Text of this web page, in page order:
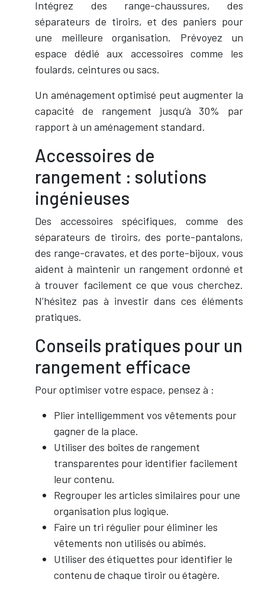
Intégrez des range-chaussures, des
séparateurs de tiroirs, et des paniers pour
une meilleure organisation. Prévoyez un
espace dédié aux accessoires comme les
foulards, ceintures ou sacs.
Un aménagement optimisé peut augmenter la
capacité de rangement jusqu’à 30% par
rapport à un aménagement standard.
Accessoires de
rangement : solutions
ingénieuses
Des accessoires spécifiques, comme des
séparateurs de tiroirs, des porte-pantalons,
des range-cravates, et des porte-bijoux, vous
aident à maintenir un rangement ordonné et
à trouver facilement ce que vous cherchez.
N’hésitez pas à investir dans ces éléments
pratiques.
Conseils pratiques pour un
rangement efficace
Pour optimiser votre espace, pensez à :
Plier intelligemment vos vêtements pour
gagner de la place.
Utiliser des boîtes de rangement
transparentes pour identifier facilement
leur contenu.
Regrouper les articles similaires pour une
organisation plus logique.
Faire un tri régulier pour éliminer les
vêtements non utilisés ou abîmés.
Utiliser des étiquettes pour identifier le
contenu de chaque tiroir ou étagère.